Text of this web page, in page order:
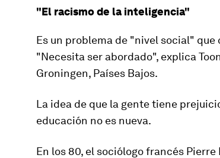
"El racismo de la inteligencia"
Es un problema de "nivel social"
"Necesita ser abordado", explica
Groningen, Países Bajos.
La idea de que la gente tiene
educación no es nueva.
En los 80, el sociólogo francés Pierre